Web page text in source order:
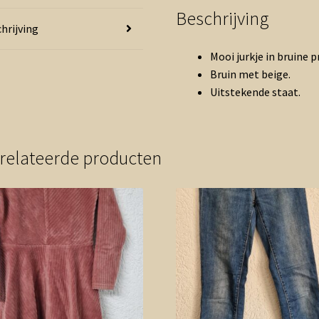
Beschrijving
Mooi jurkje in bruine
Bruin met beige.
Uitstekende staat.
producten